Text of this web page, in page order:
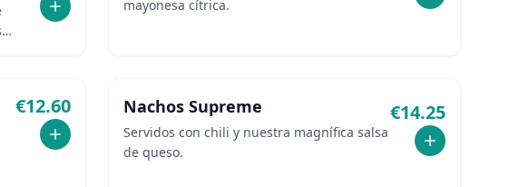
y
mayonesa cítrica.
€12.60 Nachos Supreme
Servidos con chili y nuestra magnífica salsa
de queso.
€14.25